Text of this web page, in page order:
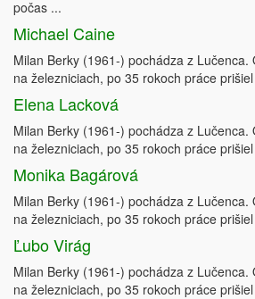
počas ...
Michael Caine
Milan Berky (1961-) pochádza z Lučenca.
na železniciach, po 35 rokoch práce
Elena Lacková
Milan Berky (1961-) pochádza z Lučenca.
na železniciach, po 35 rokoch práce
Monika Bagárová
Milan Berky (1961-) pochádza z Lučenca.
na železniciach, po 35 rokoch práce
Ľubo Virág
Milan Berky (1961-) pochádza z Lučenca.
na železniciach, po 35 rokoch práce